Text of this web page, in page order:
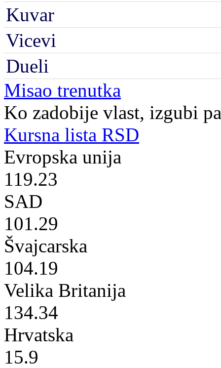
Kuvar
Vicevi
Dueli
Misao trenutka
Ko zadobije vlast, izgubi
Kursna lista RSD
Evropska unija
119.23
SAD
101.29
Švajcarska
104.19
Velika Britanija
134.34
Hrvatska
15.9